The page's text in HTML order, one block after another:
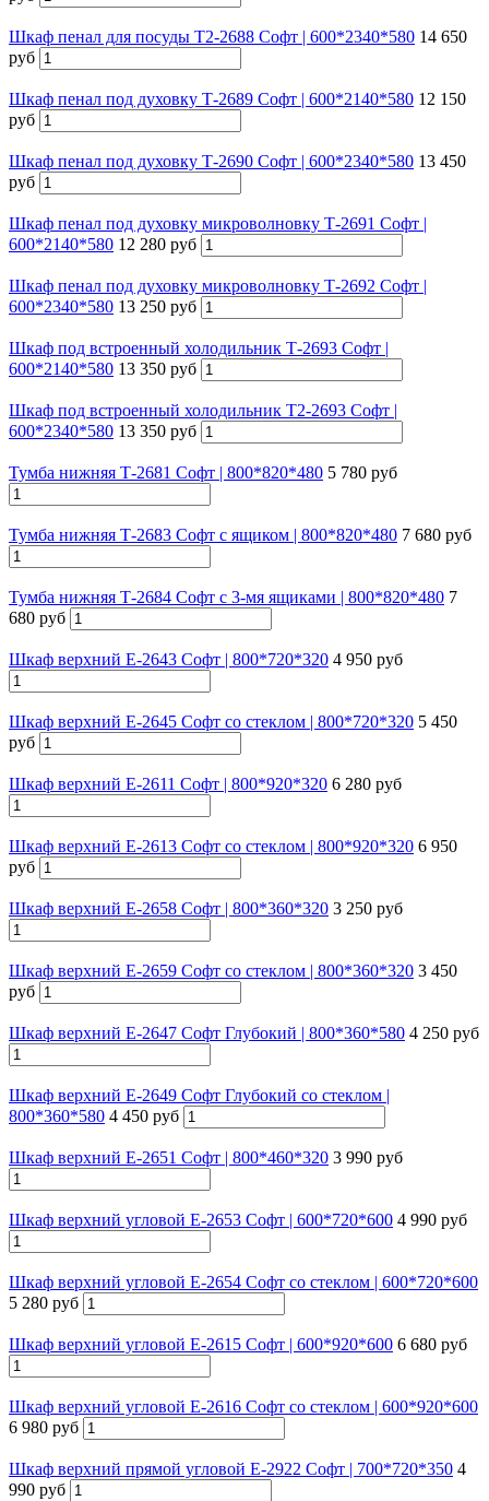
Шкаф пенал для посуды Т2-2688 Софт | 600*2340*580 14 650
руб
Шкаф пенал под духовку Т-2689 Софт | 600*2140*580 12 150
руб
Шкаф пенал под духовку Т-2690 Софт | 600*2340*580 13 450
руб
Шкаф пенал под духовку микроволновку Т-2691 Софт |
600*2140*580 12 280 руб
Шкаф пенал под духовку микроволновку Т-2692 Софт |
600*2340*580 13 250 руб
Шкаф под встроенный холодильник Т-2693 Софт |
600*2140*580 13 350 руб
Шкаф под встроенный холодильник Т2-2693 Софт |
600*2340*580 13 350 руб
Тумба нижняя Т-2681 Софт | 800*820*480 5 780 руб
Тумба нижняя Т-2683 Софт с ящиком | 800*820*480 7 680 руб
Тумба нижняя Т-2684 Софт с 3-мя ящиками | 800*820*480 7
680 руб
Шкаф верхний Е-2643 Софт | 800*720*320 4 950 руб
Шкаф верхний Е-2645 Софт со стеклом | 800*720*320 5 450
руб
Шкаф верхний Е-2611 Софт | 800*920*320 6 280 руб
Шкаф верхний Е-2613 Софт со стеклом | 800*920*320 6 950
руб
Шкаф верхний Е-2658 Софт | 800*360*320 3 250 руб
Шкаф верхний Е-2659 Софт со стеклом | 800*360*320 3 450
руб
Шкаф верхний Е-2647 Софт Глубокий | 800*360*580 4 250 руб
Шкаф верхний Е-2649 Софт Глубокий со стеклом |
800*360*580 4 450 руб
Шкаф верхний Е-2651 Софт | 800*460*320 3 990 руб
Шкаф верхний угловой Е-2653 Софт | 600*720*600 4 990 руб
Шкаф верхний угловой Е-2654 Софт со стеклом | 600*720*600
5 280 руб
Шкаф верхний угловой Е-2615 Софт | 600*920*600 6 680 руб
Шкаф верхний угловой Е-2616 Софт со стеклом | 600*920*600
6 980 руб
Шкаф верхний прямой угловой Е-2922 Софт | 700*720*350 4
990 руб